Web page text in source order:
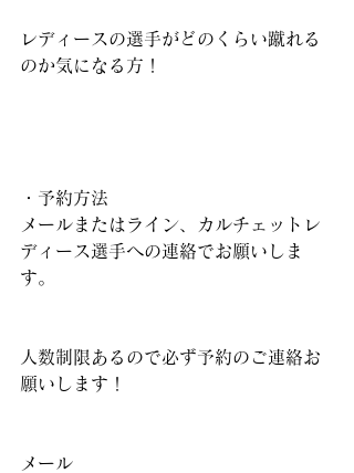
レディースの選手がどのくらい蹴れる
のか気になる方！
・予約方法
メールまたはライン、カルチェットレ
ディース選手への連絡でお願いしま
す。
人数制限あるので必ず予約のご連絡お
願いします！
メール